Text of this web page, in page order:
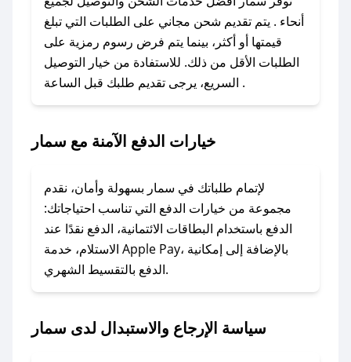
تواصل معنا عبر تويتر أو البريد الإلكتروني لإضافته
بسرعة.
### كيفية استخدام كود خصم سمار؟
1. انسخ كود الخصم من تطبيق صحصح.
2. الصقه في خانة الدفع عند التسوق من سمار.
### ماذا أفعل إذا لم يعمل كود الخصم؟
الرسائل الخاصة على تويتر أو البريد الإلكتروني،
وسنقوم بحل المشكلة في أسرع وقت ممكن.
### ماذا أفعل إذا لم أجد كود خصم لمتجري
المفضل؟
في حال عدم توفر كوبونات لمتجرك المفضل، يمكنك
أسرع وقت ممكن.
أنحاء . يتم تقديم شحن مجاني على الطلبات التي تبلغ
قيمتها أو أكثر، بينما يتم فرض رسوم رمزية على
الطلبات الأقل من ذلك. للاستفادة من خيار التوصيل
السريع، يرجى تقديم طلبك قبل الساعة .
خيارات الدفع الآمنة مع سمار
لإتمام طلباتك في سمار بسهولة وأمان، نقدم
مجموعة من خيارات الدفع التي تناسب احتياجاتك:
الدفع باستخدام البطاقات الائتمانية، الدفع نقدًا عند
الاستلام، خدمة Apple Pay، بالإضافة إلى إمكانية
الدفع بالتقسيط الشهري.
سياسة الإرجاع والاستبدال لدى سمار